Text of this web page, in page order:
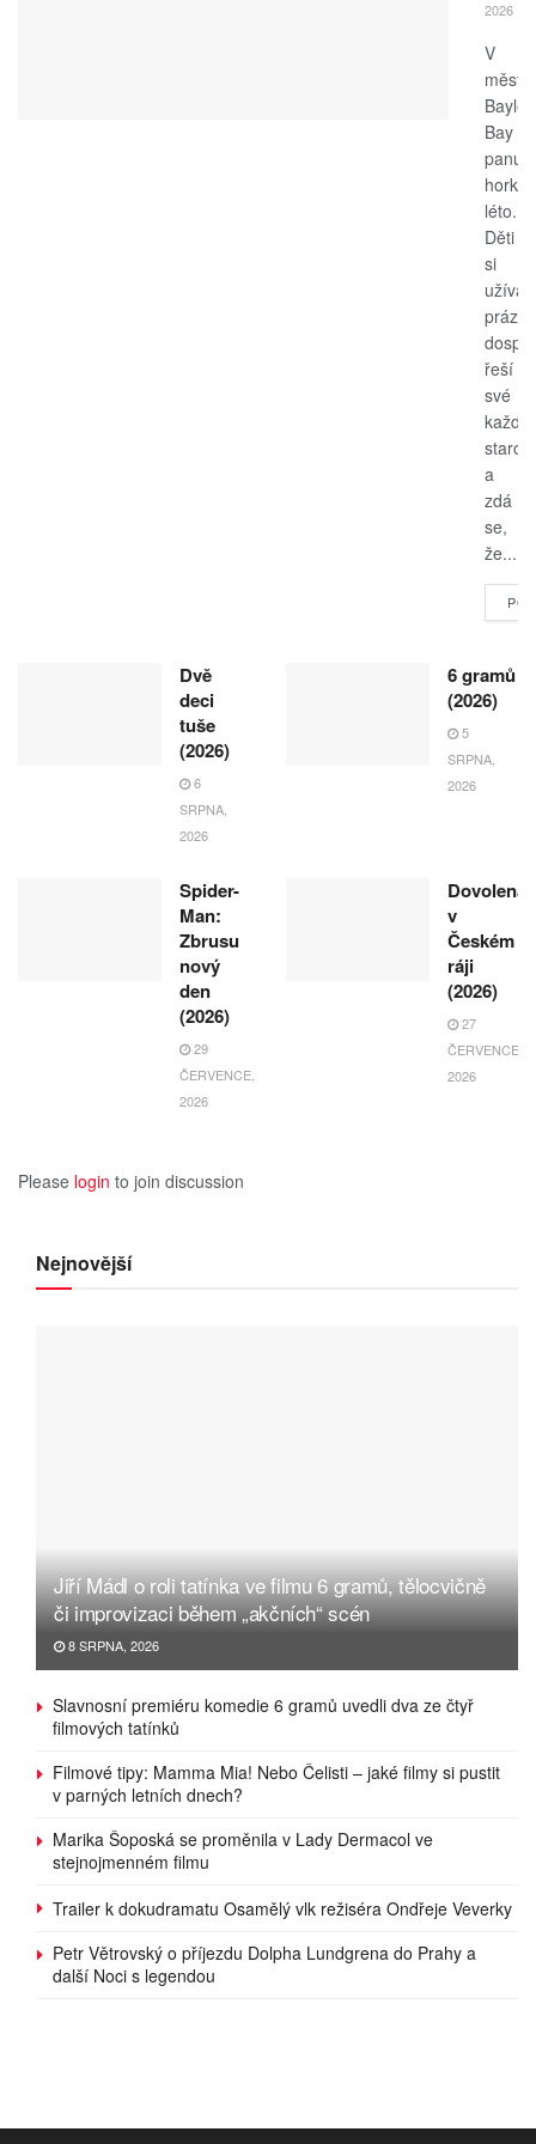
2026
V
Bay
panuje
horké
léto.
Děti
si
užívají
řeší
své
a
zdá
se,
že...
Dvě
deci
tuše
(2026)
6
SRPNA,
2026
6 gramů
(2026)
5
SRPNA,
2026
Spider-
Man:
Zbrusu
nový
den
(2026)
29
ČERVENCE,
2026
Dovolená
v
Českém
ráji
(2026)
27
ČERVENCE,
2026
Please login to join discussion
Nejnovější
Jiří Mádl o roli tatínka ve filmu 6 gramů, tělocvičně
či improvizaci během „akčních“ scén
8 SRPNA, 2026
Slavnosní premiéru komedie 6 gramů uvedli dva ze čtyř
filmových tatínků
Filmové tipy: Mamma Mia! Nebo Čelisti – jaké filmy si pustit
v parných letních dnech?
Marika Šoposká se proměnila v Lady Dermacol ve
stejnojmenném filmu
Trailer k dokudramatu Osamělý vlk režiséra Ondřeje Veverky
Petr Větrovský o příjezdu Dolpha Lundgrena do Prahy a
další Noci s legendou